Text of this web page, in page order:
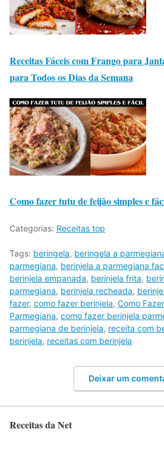
Receitas Fáceis com Frango para
para Todos os Dias da Semana
Como fazer tutu de feijão simples e
Categorias: Receitas top
Tags: beringela, beringela a
parmegiana, berinjela a parmegiana
berinjela empanada, berinjela frita,
parmegiana, berinjela recheada,
fazer, como fazer berinjela, Como
Parmegiana, como fazer berinjela
parmegiana de berinjela, receita com
berinjela, receitas com berinjela
Deixar um
Receitas da Net